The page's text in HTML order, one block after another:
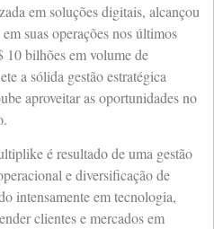
em soluções digitais, alcançou
suas operações nos últimos
10 bilhões em volume de
a sólida gestão estratégica
aproveitar as oportunidades no
é resultado de uma gestão
e diversificação de
intensamente em tecnologia,
clientes e mercados em